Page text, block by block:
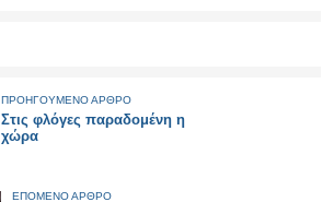
ΠΡΟΗΓΟΥΜΕΝΟ ΑΡΘΡΟ
Στις φλόγες παραδομένη η
χώρα
ΕΠΟΜΕΝΟ ΑΡΘΡΟ